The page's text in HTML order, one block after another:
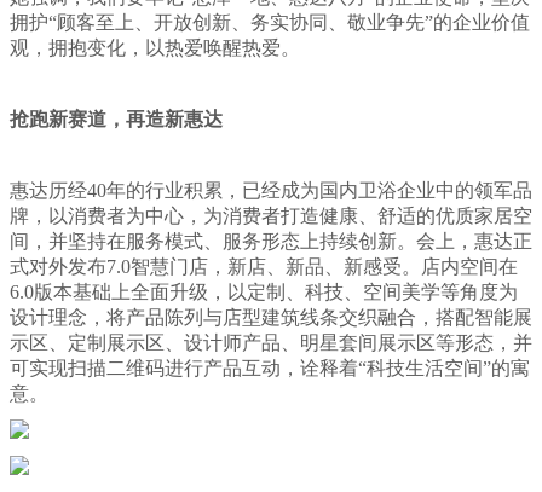
拥护“顾客至上、开放创新、务实协同、敬业争先”的企业价值
观，拥抱变化，以热爱唤醒热爱。
抢跑新赛道，再造新惠达
惠达历经40年的行业积累，已经成为国内卫浴企业中的领军品
牌，以消费者为中心，为消费者打造健康、舒适的优质家居空
间，并坚持在服务模式、服务形态上持续创新。会上，惠达正
式对外发布7.0智慧门店，新店、新品、新感受。店内空间在
6.0版本基础上全面升级，以定制、科技、空间美学等角度为
设计理念，将产品陈列与店型建筑线条交织融合，搭配智能展
示区、定制展示区、设计师产品、明星套间展示区等形态，并
可实现扫描二维码进行产品互动，诠释着“科技生活空间”的寓
意。